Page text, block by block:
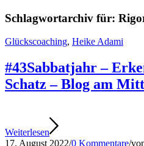
Schlagwortarchiv für:
Glückscoaching, Heike Adami
#43Sabbatjahr –
Schatz – Blog am
Weiterlesen
17. August 2022/0 Kommentare/